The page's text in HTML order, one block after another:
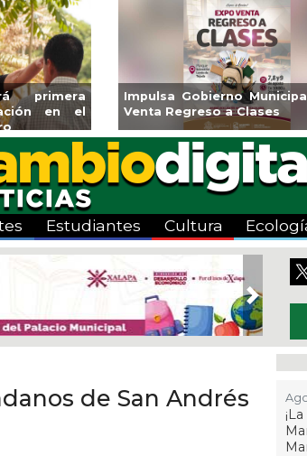
primera
en el
Impulsa Gobierno
Venta Regreso a Clases
Estudiantes Cultura
Next
de San Andrés